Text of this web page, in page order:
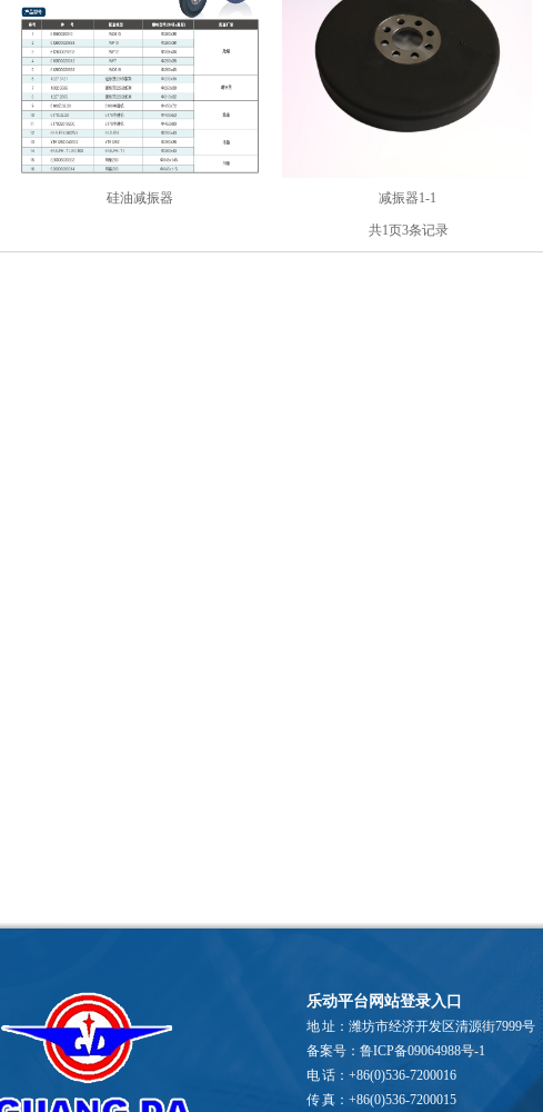
硅油减振器 减振器1-1
共1页3条记录
乐动平台网站登录入口
地 址：潍坊市经济开发区清源街7999号
备案号：鲁ICP备09064988号-1
电 话：+86(0)536-7200016
传 真：+86(0)536-7200015